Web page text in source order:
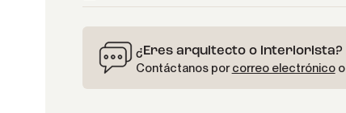
¿Eres arquitecto o interiorista?
Contáctanos porcorreo electrónicoo